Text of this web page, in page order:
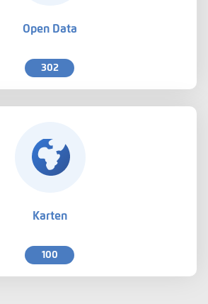
Open Data
302
Karten
100